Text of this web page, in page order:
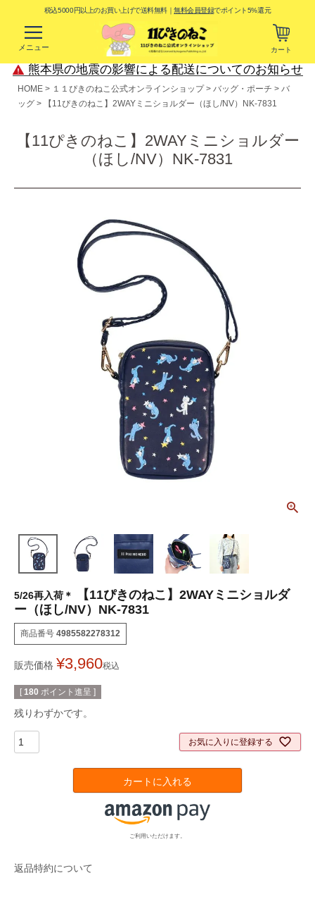
税込5000円以上のお買い上げで送料無料｜無料会員登録でポイント5%還元
メニュー カート
熊本県の地震の影響による配送についてのお知らせ
HOME １１ぴきのねこ公式オンラインショップ バッグ・ポーチ
バ
ッグ
【11ぴきのねこ】2WAYミニショルダー（ほし/NV）NK-7831
【11ぴきのねこ】2WAYミニショルダー
（ほし/NV）NK-7831
5/26再入荷＊
【11ぴきのねこ】2WAYミニショルダ
ー（ほし/NV）NK-7831
商品番号 4985582278312
販売価格 ¥3,960税込
[ 180 ポイント進呈 ]
残りわずかです。
お気に入りに登録する
カートに入れる
ご利用いただけます。
返品特約について